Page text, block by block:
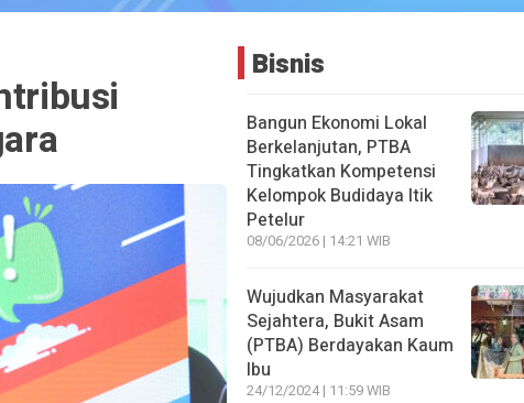
Bisnis
Bangun Ekonomi Lokal
Berkelanjutan, PTBA
Tingkatkan Kompetensi
Kelompok Budidaya Itik
Petelur
08/06/2026 | 14:21 WIB
Wujudkan Masyarakat
Sejahtera, Bukit Asam
(PTBA) Berdayakan Kaum
Ibu
24/12/2024 | 11:59 WIB